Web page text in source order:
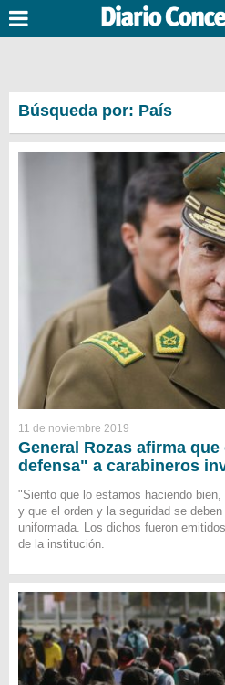
Búsqueda por: País
11 de noviembre 2019
General Rozas afirma
defensa" a carabineros
"Siento que lo estamos haciendo
y que el orden y la seguridad se
uniformada. Los dichos fueron
de la institución.